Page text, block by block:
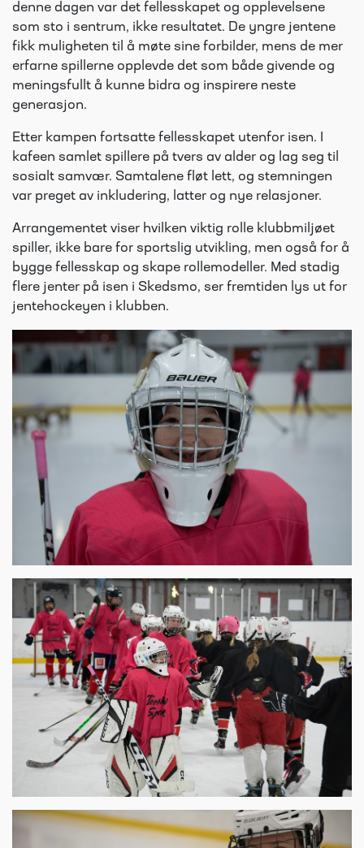
denne dagen var det fellesskapet og opplevelsene
som sto i sentrum, ikke resultatet. De yngre jentene
fikk muligheten til å møte sine forbilder, mens de mer
erfarne spillerne opplevde det som både givende og
meningsfullt å kunne bidra og inspirere neste
generasjon.
Etter kampen fortsatte fellesskapet utenfor isen. I
kafeen samlet spillere på tvers av alder og lag seg til
sosialt samvær. Samtalene fløt lett, og stemningen
var preget av inkludering, latter og nye relasjoner.
Arrangementet viser hvilken viktig rolle klubbmiljøet
spiller, ikke bare for sportslig utvikling, men også for å
bygge fellesskap og skape rollemodeller. Med stadig
flere jenter på isen i Skedsmo, ser fremtiden lys ut for
jentehockeyen i klubben.